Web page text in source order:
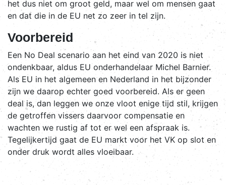
het dus niet om groot geld, maar wel om mensen gaat
en dat die in de EU net zo zeer in tel zijn.
Voorbereid
Een No Deal scenario aan het eind van 2020 is niet
ondenkbaar, aldus EU onderhandelaar Michel Barnier.
Als EU in het algemeen en Nederland in het bijzonder
zijn we daarop echter goed voorbereid. Als er geen
deal is, dan leggen we onze vloot enige tijd stil, krijgen
de getroffen vissers daarvoor compensatie en
wachten we rustig af tot er wel een afspraak is.
Tegelijkertijd gaat de EU markt voor het VK op slot en
onder druk wordt alles vloeibaar.